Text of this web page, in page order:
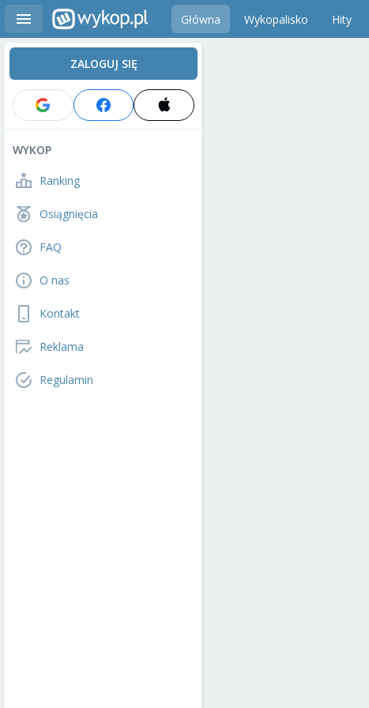
Główna Wykopalisko Hity
ZALOGUJ SIĘ
WYKOP
Ranking
Osiągnięcia
FAQ
O nas
Kontakt
Reklama
Regulamin